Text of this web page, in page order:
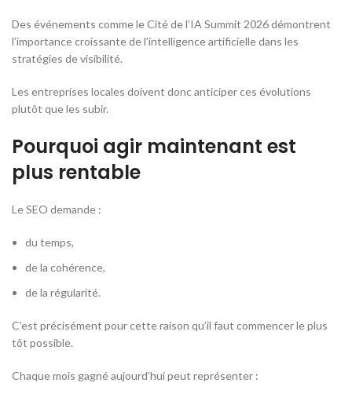
Des événements comme le Cité de l’IA Summit 2026 démontrent
l’importance croissante de l’intelligence artificielle dans les
stratégies de visibilité.
Les entreprises locales doivent donc anticiper ces évolutions
plutôt que les subir.
Pourquoi agir maintenant est
plus rentable
Le SEO demande :
du temps,
de la cohérence,
de la régularité.
C’est précisément pour cette raison qu’il faut commencer le plus
tôt possible.
Chaque mois gagné aujourd’hui peut représenter :